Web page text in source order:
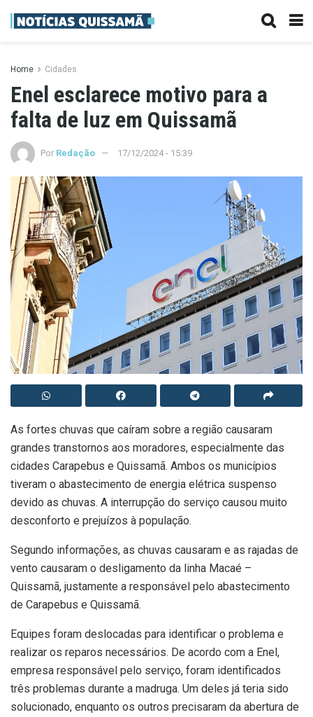
Home Cidades
Enel esclarece motivo para a
falta de luz em Quissamã
Por Redação 17/12/2024 - 15:39
As fortes chuvas que caíram sobre a região causaram
grandes transtornos aos moradores, especialmente das
cidades Carapebus e Quissamã. Ambos os municípios
tiveram o abastecimento de energia elétrica suspenso
devido as chuvas. A interrupção do serviço causou muito
desconforto e prejuízos à população.
Segundo informações, as chuvas causaram e as rajadas de
vento causaram o desligamento da linha Macaé –
Quissamã, justamente a responsável pelo abastecimento
de Carapebus e Quissamã.
Equipes foram deslocadas para identificar o problema e
realizar os reparos necessários. De acordo com a Enel,
empresa responsável pelo serviço, foram identificados
três problemas durante a madruga. Um deles já teria sido
solucionado, enquanto os outros precisaram da abertura de